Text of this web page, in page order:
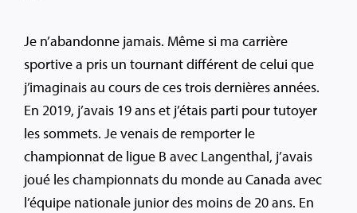
Je n’abandonne jamais. Même si ma carrière
sportive a pris un tournant différent de celui que
j’imaginais au cours de ces trois dernières années.
En 2019, j’avais 19 ans et j’étais parti pour tutoyer
les sommets. Je venais de remporter le
championnat de ligue B avec Langenthal, j’avais
joué les championnats du monde au Canada avec
l’équipe nationale junior des moins de 20 ans. En